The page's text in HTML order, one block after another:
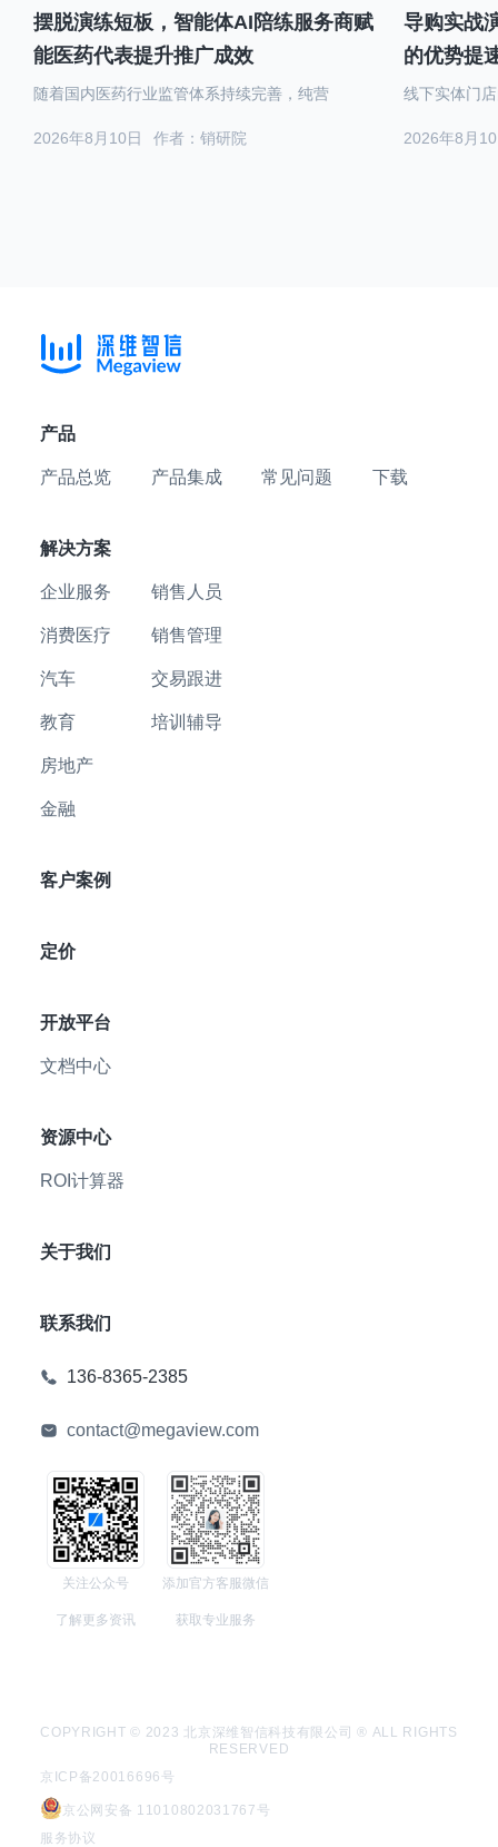
摆脱演练短板，智能体AI陪练服务商赋
能医药代表提升推广成效
作者：销研院
2026年8月10日
随着国内医药行业监管体系持续完善，纯营
导购实战
的优势提
2026年8月
线下实体门
产品
产品总览 产品集成 常见问题 下载
解决方案
企业服务
消费医疗
汽车
教育
房地产
金融
销售人员
销售管理
交易跟进
培训辅导
客户案例
定价
开放平台
文档中心
资源中心
ROI计算器
关于我们
联系我们
136-8365-2385
contact@megaview.com
关注公众号
了解更多资讯
添加官方客服微信
获取专业服务
COPYRIGHT © 2023 北京深维智信科技有限公司 ® ALL RIGHTS
RESERVED
京ICP备20016696号
京公网安备 11010802031767号
服务协议